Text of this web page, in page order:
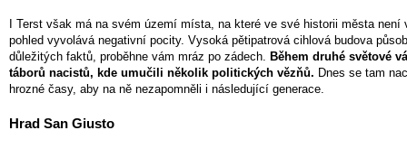
I Terst však má na svém území místa, na které ve své historii města
pohled vyvolává negativní pocity. Vysoká pětipatrová cihlová budova
důležitých faktů, proběhne vám mráz po zádech. Během druhé světové
táborů nacistů, kde umučili několik politických vězňů. Dnes se tam
hrozné časy, aby na ně nezapomněli i následující generace.
Hrad San Giusto